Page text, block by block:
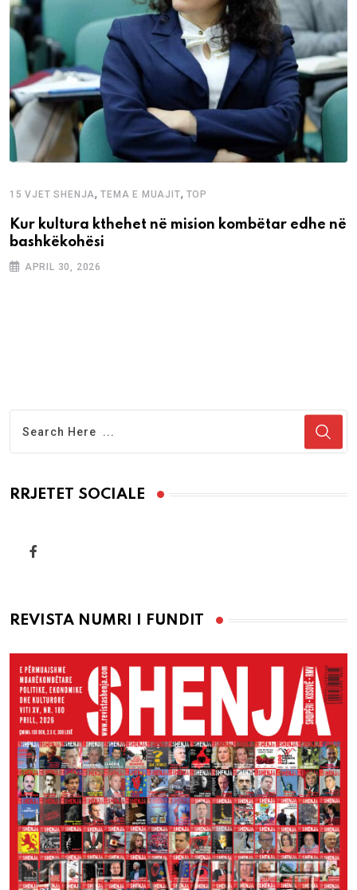
15 VJET SHENJA,TEMA E MUAJIT, TOP
Kur kultura kthehet në mision kombëtar edhe në
bashkëkohësi
APRIL 30, 2026
RRJETET SOCIALE
REVISTA NUMRI I FUNDIT